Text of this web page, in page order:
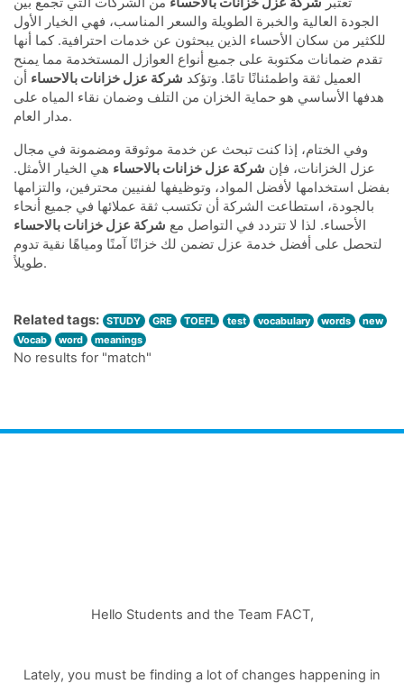
الجودة العالية والخبرة الطويلة والسعر المناسب، فهي الخيار الأول
للكثير من سكان الأحساء الذين يبحثون عن خدمات احترافية. كما أنها
تقدم ضمانات مكتوبة على جميع أنواع العوازل المستخدمة مما يمنح
العميل ثقة واطمئنانًا تامًا. وتؤكد شركة عزل خزانات بالاحساء أن
هدفها الأساسي هو حماية الخزان من التلف وضمان نقاء المياه على
مدار العام.
وفي الختام، إذا كنت تبحث عن خدمة موثوقة ومضمونة في مجال
عزل الخزانات، فإن شركة عزل خزانات بالاحساء هي الخيار الأمثل.
بفضل استخدامها لأفضل المواد، وتوظيفها لفنيين محترفين، والتزامها
بالجودة، استطاعت الشركة أن تكتسب ثقة عملائها في جميع أنحاء
الأحساء. لذا لا تتردد في التواصل مع شركة عزل خزانات بالاحساء
لتحصل على أفضل خدمة عزل تضمن لك خزانًا آمنًا ومياهًا نقية تدوم
طويلاً.
Related tags: STUDY GRE TOEFL test vocabulary words
new
Vocab
word meanings
No results for "match"
Hello Students and the Team FACT,
Lately, you must be finding a lot of changes happening in